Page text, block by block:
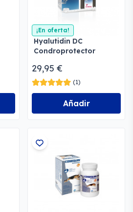
¡En oferta!
Hyalutidin DC
Condroprotector
29,95 €
(1)
Añadir